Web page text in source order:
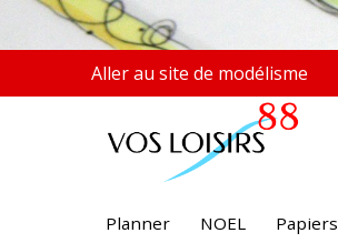
Aller au site de modélisme
Planner NOEL Papiers